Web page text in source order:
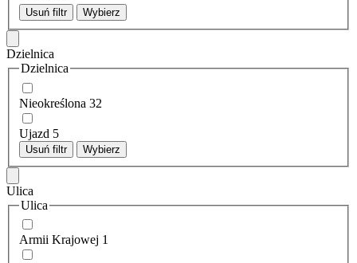
Usuń filtr Wybierz
Dzielnica
Dzielnica
Nieokreślona 32
Ujazd 5
Usuń filtr Wybierz
Ulica
Ulica
Armii Krajowej 1